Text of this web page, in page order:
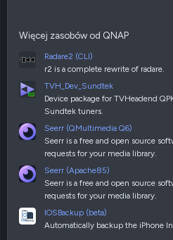
Więcej zasobów od QNAP
Radare2 (CLI)
r2 is a complete rewrite of radare.
TVH_Dev_Sundtek
Device package for TVHeadend
Sundtek tuners.
Seerr (QMultimedia Q6)
Seerr is a free and open source
requests for your media library.
Seerr (Apache85)
Seerr is a free and open source
requests for your media library.
IOSBackup (beta)
Automatically backup the iPhone